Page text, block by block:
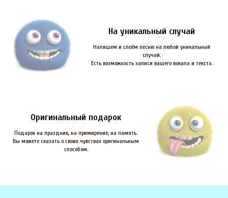
На уникальный случай
Напишем и споём песню на любой уникальный
случай.
Есть возможность записи вашего вокала и текста.
Оригинальный подарок
Подарок на праздник, на примирение, на память.
Вы можете сказать о своих чувствах оригинальным
способом.